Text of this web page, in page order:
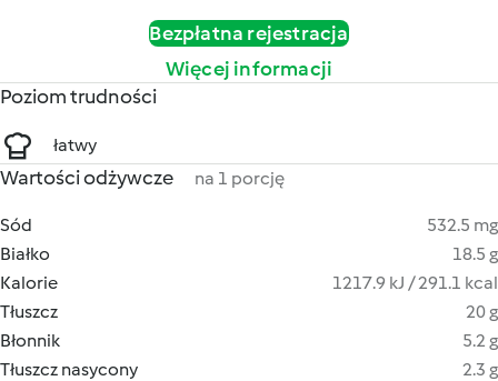
Bezpłatna rejestracja
Więcej informacji
Poziom trudności
łatwy
Wartości odżywcze na 1 porcję
Sód
532.5 mg
Białko
18.5 g
Kalorie
1217.9 kJ / 291.1 kcal
Tłuszcz
20 g
Błonnik
5.2 g
Tłuszcz nasycony
2.3 g